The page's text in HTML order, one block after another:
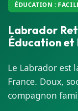
ÉDUCATION :
Labrador
Éducation et
Le Labrador est
France. Doux,
compagnon